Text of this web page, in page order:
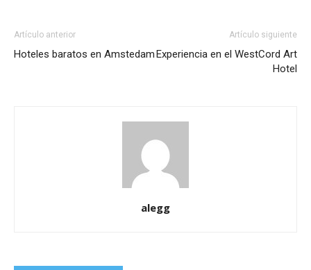
Artículo anterior
Hoteles baratos en Amstedam
Artículo siguiente
Experiencia en el WestCord Art
Hotel
alegg